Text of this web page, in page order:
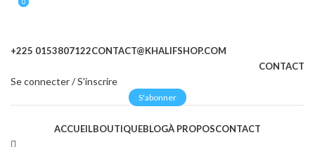
+225 0153807122CONTACT@KHALIFSHOP.COM
CONTACT
Se connecter / S'inscrire
S'abonner
ACCUEILBOUTIQUEBLOGÀ PROPOSCONTACT
0
0